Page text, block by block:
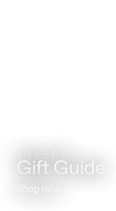
Gift Guide